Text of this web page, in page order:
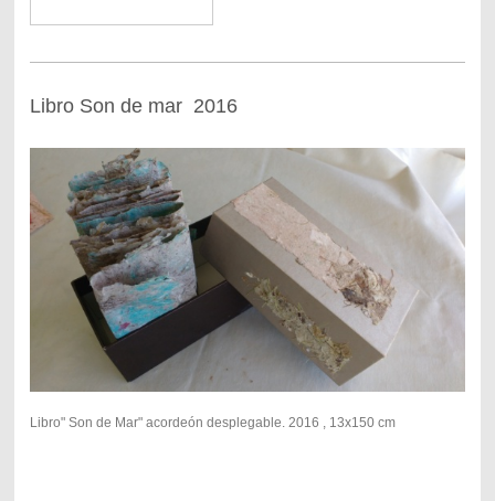
Libro Son de mar 2016
Libro" Son de Mar" acordeón desplegable. 2016 , 13x150 cm